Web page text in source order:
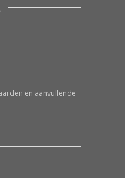
en aanvullende